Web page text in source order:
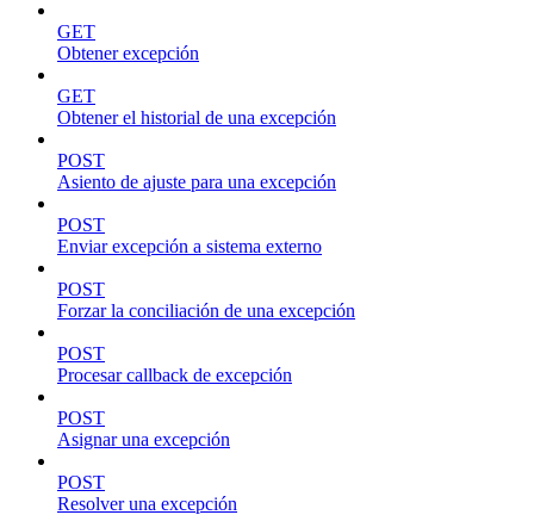
GET
Obtener excepción
GET
Obtener el historial de una excepción
POST
Asiento de ajuste para una excepción
POST
Enviar excepción a sistema externo
POST
Forzar la conciliación de una excepción
POST
Procesar callback de excepción
POST
Asignar una excepción
POST
Resolver una excepción